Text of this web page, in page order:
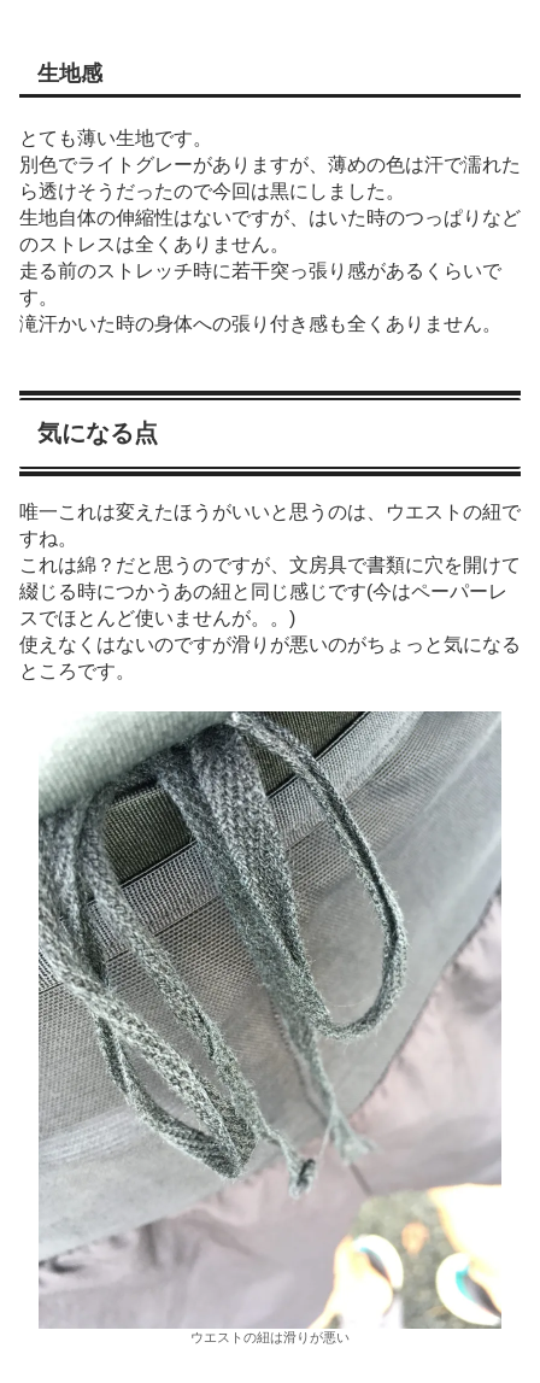
生地感
とても薄い生地です。
別色でライトグレーがありますが、薄めの色は汗で濡れた
ら透けそうだったので今回は黒にしました。
生地自体の伸縮性はないですが、はいた時のつっぱりなど
のストレスは全くありません。
走る前のストレッチ時に若干突っ張り感があるくらいで
す。
滝汗かいた時の身体への張り付き感も全くありません。
気になる点
唯一これは変えたほうがいいと思うのは、ウエストの紐で
すね。
これは綿？だと思うのですが、文房具で書類に穴を開けて
綴じる時につかうあの紐と同じ感じです(今はペーパーレ
スでほとんど使いませんが。。)
使えなくはないのですが滑りが悪いのがちょっと気になる
ところです。
ウエストの紐は滑りが悪い